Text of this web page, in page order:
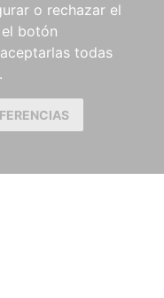
o rechazar el
botón
aceptarlas todas